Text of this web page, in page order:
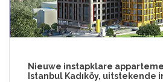
Nieuwe instapklare
Istanbul Kadıköy, uitstekende